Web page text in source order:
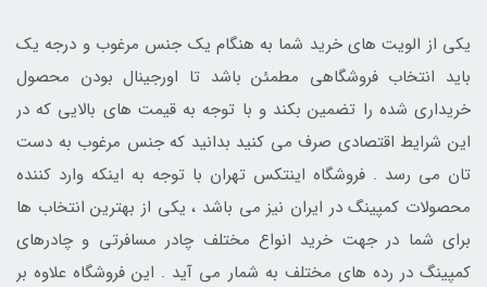
یکی از الویت های خرید شما به هنگام یک جنس مرغوب و درجه یک
باید انتخاب فروشگاهی مطمئن باشد تا اورجینال بودن محصول
خریداری شده را تضمین بکند و با توجه به قیمت های بالایی که در
این شرایط اقتصادی صرف می کنید بدانید که جنس مرغوب به دست
تان می رسد . فروشگاه اینتکس تهران با توجه به اینکه وارد کننده
محصولات کمپینگ در ایران نیز می باشد ، یکی از بهترین انتخاب ها
برای شما در جهت خرید انواع مختلف چادر مسافرتی و چادرهای
کمپینگ در رده های مختلف به شمار می آید . این فروشگاه علاوه بر